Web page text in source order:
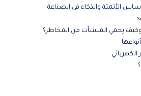
الأتمتة والذكاء في الصناعة
الكهربائي